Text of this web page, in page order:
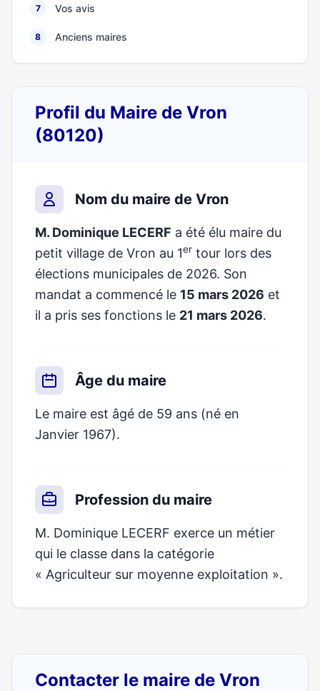
7 Vos avis
8 Anciens maires
Profil du Maire de Vron
(80120)
Nom du maire de Vron
M. Dominique LECERF a été élu maire du
petit village de Vron au 1er tour lors des
élections municipales de 2026. Son
mandat a commencé le 15 mars 2026 et
il a pris ses fonctions le 21 mars 2026.
Âge du maire
Le maire est âgé de 59 ans (né en
Janvier 1967).
Profession du maire
M. Dominique LECERF exerce un métier
qui le classe dans la catégorie
« Agriculteur sur moyenne exploitation ».
Contacter le maire de Vron